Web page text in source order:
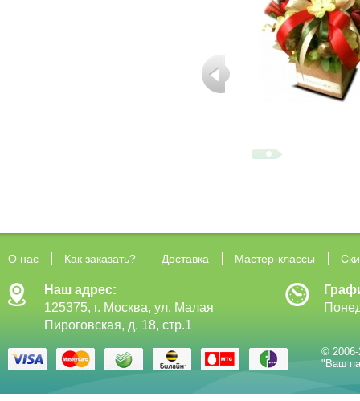
О нас Как заказать? Доставка Мастер-классы
Наш адрес:
125375, г. Москва, ул. Малая
Пироговская, д. 18, стр.1
©
"Ваш